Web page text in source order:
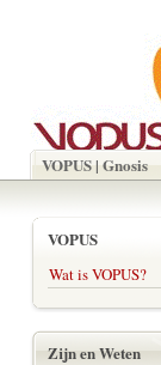
VOPUS | Gnosis
VOPUS
Wat is VOPUS?
Zijn en Weten